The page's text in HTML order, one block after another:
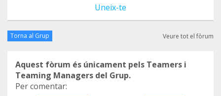
Uneix-te
Torna al Grup Veure tot el fòrum
Aquest fòrum és únicament pels Teamers i
Teaming Managers del Grup.
Per comentar: